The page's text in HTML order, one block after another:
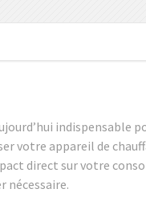
indispensable
votre appareil de
direct sur votre
nécessaire.